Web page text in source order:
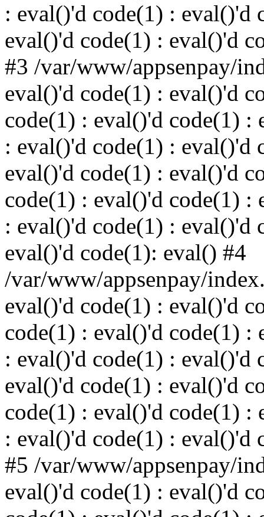
: eval()'d code(1) : eval()'d
eval()'d code(1) : eval()'d
#3 /var/www/appsenpay/
eval()'d code(1) : eval()'d
code(1) : eval()'d code(1) :
: eval()'d code(1) : eval()'d
eval()'d code(1) : eval()'d
code(1) : eval()'d code(1) :
: eval()'d code(1) : eval()'d
eval()'d code(1): eval() #4
/var/www/appsenpay/
eval()'d code(1) : eval()'d
code(1) : eval()'d code(1) :
: eval()'d code(1) : eval()'d
eval()'d code(1) : eval()'d
code(1) : eval()'d code(1) :
: eval()'d code(1) : eval()'d
#5 /var/www/appsenpay/
eval()'d code(1) : eval()'d